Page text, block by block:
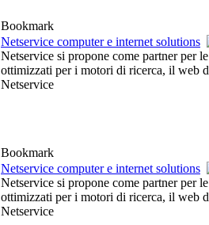
Bookmark
Netservice computer e internet solutions
Netservice si propone come partner per
ottimizzati per i motori di ricerca, il web
Netservice
Bookmark
Netservice computer e internet solutions
Netservice si propone come partner per
ottimizzati per i motori di ricerca, il web
Netservice